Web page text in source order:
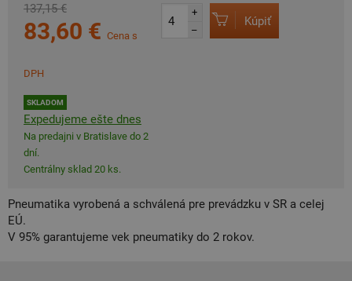
137,15 €
83,60 € Cena s
DPH
SKLADOM
Expedujeme ešte dnes
Na predajni v Bratislave do 2
dní.
Centrálny sklad 20 ks.
+
–
Kúpiť
Pneumatika vyrobená a schválená pre prevádzku v SR a celej
EÚ.
V 95% garantujeme vek pneumatiky do 2 rokov.